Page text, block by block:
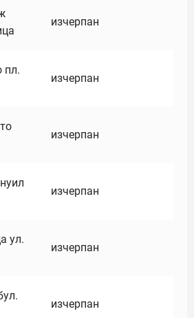
изчерпан
пл.
изчерпан
изчерпан
изчерпан
ул.
изчерпан
изчерпан